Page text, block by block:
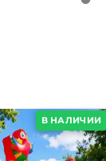
В НАЛИЧИИ